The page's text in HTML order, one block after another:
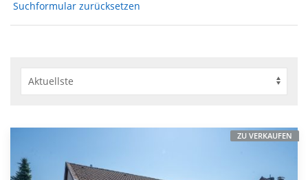
Suchformular zurücksetzen
ZU VERKAUFEN